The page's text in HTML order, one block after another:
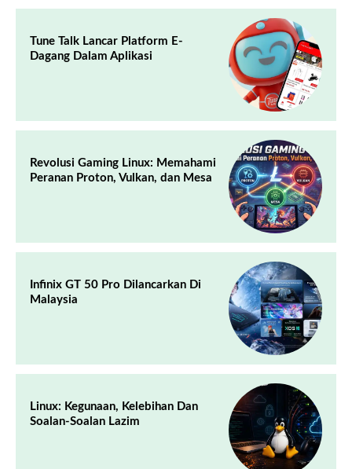
Tune Talk Lancar Platform E-
Dagang Dalam Aplikasi
Revolusi Gaming Linux: Memahami
Peranan Proton, Vulkan, dan Mesa
Infinix GT 50 Pro Dilancarkan Di
Malaysia
Linux: Kegunaan, Kelebihan Dan
Soalan-Soalan Lazim